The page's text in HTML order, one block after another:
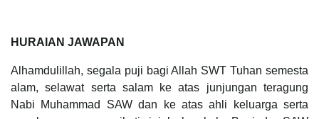
HURAIAN JAWAPAN
Alhamdulillah, segala puji bagi Allah SWT Tuhan semesta
alam, selawat serta salam ke atas junjungan teragung
Nabi Muhammad SAW dan ke atas ahli keluarga serta